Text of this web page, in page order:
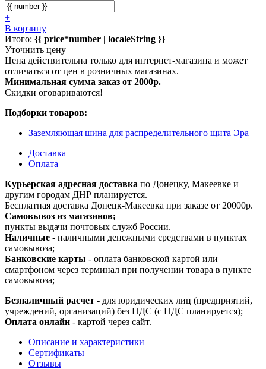
+
В корзину
Итого: {{ price*number | localeString }}
Уточнить цену
Цена действительна только для интернет-магазина и может
отличаться от цен в розничных магазинах.
Минимальная сумма заказ от 2000р.
Скидки оговариваются!
Подборки товаров:
Заземляющая шина для распределительного щита Эра
Доставка
Оплата
Курьерская адресная доставка по Донецку, Макеевке и
другим городам ДНР планируется.
Бесплатная доставка Донецк-Макеевка при заказе от 20000р.
Самовывоз из магазинов;
пункты выдачи почтовых служб России.
Наличные - наличными денежными средствами в пунктах
самовывоза;
Банковские карты - оплата банковской картой или
смартфоном через терминал при получении товара в пункте
самовывоза;
Безналичный расчет - для юридических лиц (предприятий,
учреждений, организаций) без НДС (с НДС планируется);
Оплата онлайн - картой через сайт.
Описание и характеристики
Сертификаты
Отзывы